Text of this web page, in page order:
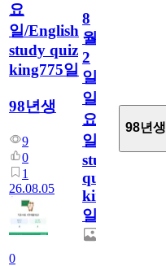
요
일/English
study quiz
king775일
98년생
9
0
1
26.08.05
0
8
월
2
일
일
요
일/English
study
quiz
king775
일
98년생